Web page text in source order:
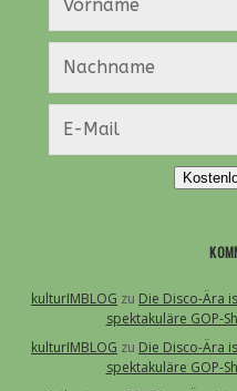
kulturIMBLOG zu Die Disco-Ära
spektakuläre GOP-
kulturIMBLOG zu Die Disco-Ära
spektakuläre GOP-